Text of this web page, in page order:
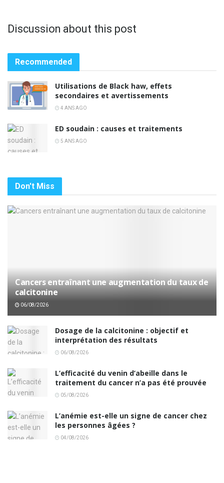
Discussion about this post
Recommended
Utilisations de Black haw, effets
secondaires et avertissements
4 ANS AGO
ED soudain : causes et traitements
5 ANS AGO
Don't Miss
Cancers entraînant une augmentation du taux de
calcitonine
06/08/2026
Dosage de la calcitonine : objectif et
interprétation des résultats
06/08/2026
L’efficacité du venin d’abeille dans le
traitement du cancer n’a pas été prouvée
05/08/2026
L’anémie est-elle un signe de cancer chez
les personnes âgées ?
04/08/2026